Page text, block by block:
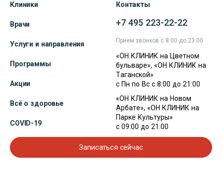
Клиники
Врачи
Услуги и направления
Программы
Акции
Всё о здоровье
COVID-19
Контакты
+7 495 223-22-22
Прием звонков с 8:00 до 23:00
«ОН КЛИНИК на Цветном
бульваре», «ОН КЛИНИК на
Таганской»
с Пн по Вс с 8:00 до 21:00
«ОН КЛИНИК на Новом
Арбате», «ОН КЛИНИК на
Парке Культуры»
с 09:00 до 21:00
Записаться сейчас